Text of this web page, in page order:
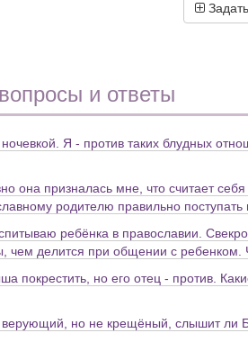
и ответы
Я - против таких блудных
она призналась мне, что считает
родителю правильно поступать
ребёнка в православии.
чем делится при общении с ребенком.
но его отец - против.
верующий, но не крещёный, слышит ли